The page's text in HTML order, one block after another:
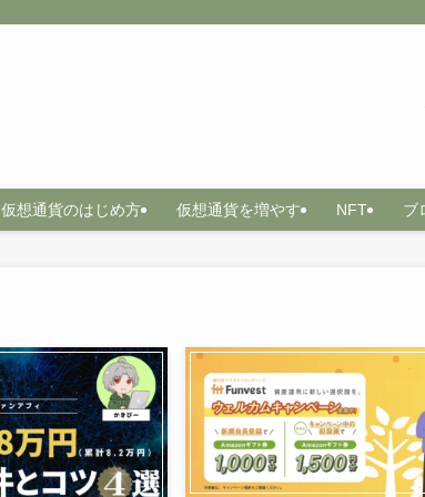
仮想通貨のはじめ方 仮想通貨を増やす NFT ブ